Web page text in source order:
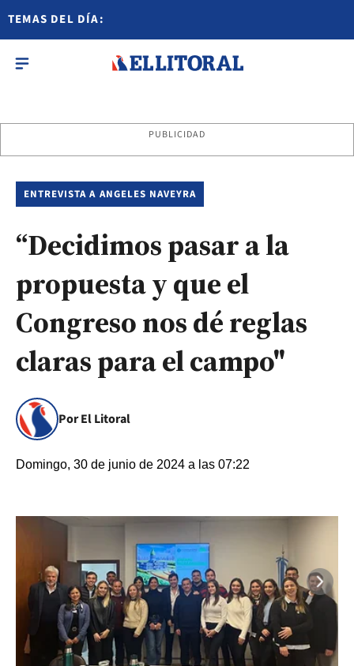
TEMAS DEL DÍA:
PUBLICIDAD
ENTREVISTA A ANGELES NAVEYRA
“Decidimos pasar a la
propuesta y que el
Congreso nos dé reglas
claras para el campo"
Por El Litoral
Domingo, 30 de junio de 2024 a las 07:22